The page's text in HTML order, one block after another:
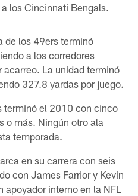
los Cincinnati Bengals.
de los 49ers terminó
a los corredores
La unidad terminó
327.8 yardas por juego.
terminó el 2010 con cinco
o más. Ningún otro ala
temporada.
en su carrera con seis
con James Farrior y Kevin
interno en la NFL